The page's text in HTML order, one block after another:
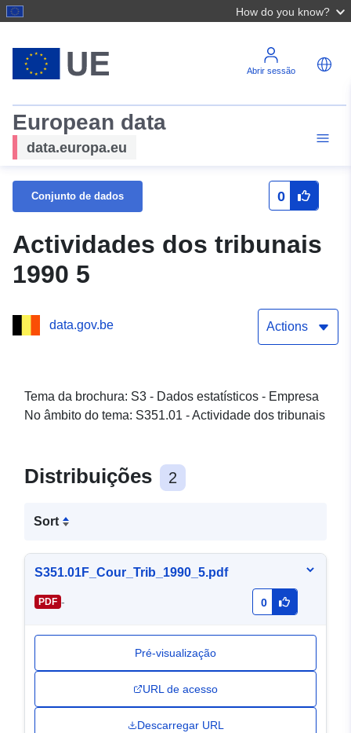
How do you know?
Abrir sessão
European data
data.europa.eu
Conjunto de dados 0
Actividades dos tribunais
1990 5
data.gov.be Actions
Tema da brochura: S3 - Dados estatísticos - Empresa
No âmbito do tema: S351.01 - Actividade dos tribunais
Distribuições 2
Sort
S351.01F_Cour_Trib_1990_5.pdf
PDF - 0
Pré-visualização
URL de acesso
Descarregar URL